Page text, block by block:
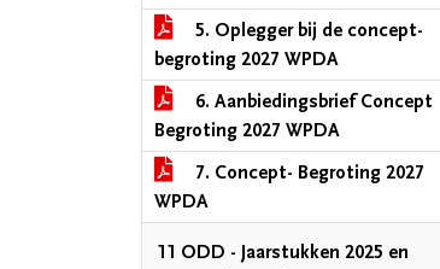
5. Oplegger bij de concept-
begroting 2027 WPDA
6. Aanbiedingsbrief Concept
Begroting 2027 WPDA
7. Concept- Begroting 2027
WPDA
11 ODD - Jaarstukken 2025 en